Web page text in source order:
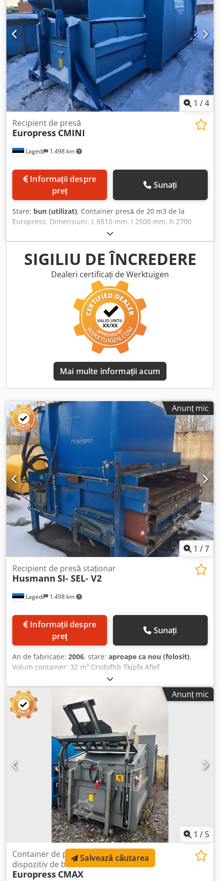
reziduale cu conținut de umiditate Crjdpfxoydlfxj Afief
1 /4
Lagedi 1.498 km
Recipient de presă
Europress CMINI
preț
Sunați
Stare: bun (utilizat), Container presă de 20 m3 de la
Europress. Dimensiuni: L 6510 mm, l 2500 mm, h 2700
SIGILIU DE ÎNCREDERE
Dealeri certificați de Werktuigen
Mai multe informații acum
Anunț mic
1 /7
Lagedi 1.498 km
Recipient de presă staționar
Husmann SI- SEL- V2
preț
Sunați
An de fabricație: 2006, stare: aproape ca nou (folosit),
Volum container: 32 m³ Crsdofhb Tkjpfx Afief
Anunț mic
1 / 5
Container de presă de 20 m3 cu
dispozitiv de basculare
Europress CMAX
Salvează căutarea